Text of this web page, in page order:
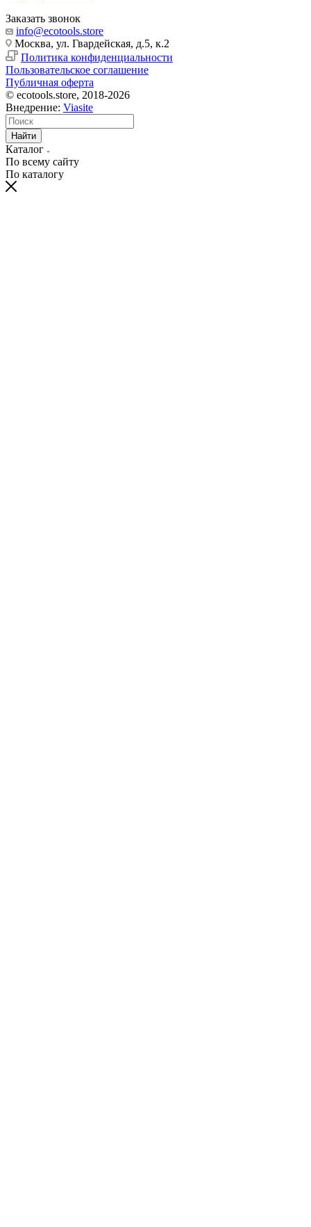
Заказать звонок
info@ecotools.store
Москва, ул. Гвардейская, д.5, к.2
Политика конфиденциальности
Пользовательское соглашение
Публичная оферта
© ecotools.store, 2018-2026
Внедрение: Viasite
Найти
Каталог
По всему сайту
По каталогу